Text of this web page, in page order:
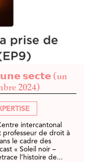
𝘀𝗲𝗰𝘁𝗲 (un
2024)
intercantonal
professeur de droit à
le cadre des
« Soleil noir –
l’histoire de...